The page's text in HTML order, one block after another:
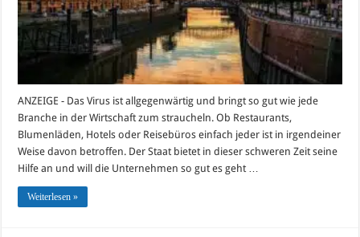
ANZEIGE - Das Virus ist allgegenwärtig und bringt so gut wie jede
Branche in der Wirtschaft zum straucheln. Ob Restaurants,
Blumenläden, Hotels oder Reisebüros einfach jeder ist in irgendeiner
Weise davon betroffen. Der Staat bietet in dieser schweren Zeit seine
Hilfe an und will die Unternehmen so gut es geht …
Weiterlesen »